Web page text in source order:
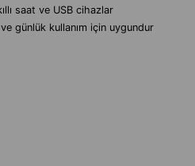
saat ve USB cihazlar
günlük kullanım için uygundur